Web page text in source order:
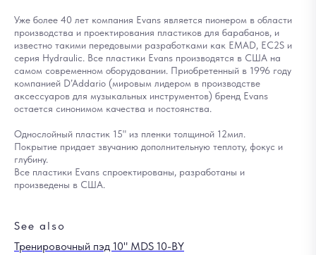
Уже более 40 лет компания Evans является пионером в области
производства и проектирования пластиков для барабанов, и
известно такими передовыми разработками как EMAD, EC2S и
серия Hydraulic. Все пластики Evans производятся в США на
самом современном оборудовании. Приобретенный в 1996 году
компанией D’Addario (мировым лидером в производстве
аксессуаров для музыкальных инструментов) бренд Evans
остается синонимом качества и постоянства.
Однослойный пластик 15" из пленки толщиной 12мил.
Покрытие придает звучанию дополнительную теплоту, фокус и
глубину.
Все пластики Evans спроектированы, разработаны и
произведены в США.
See also
Тренировочный пэд 10" MDS 10-BY